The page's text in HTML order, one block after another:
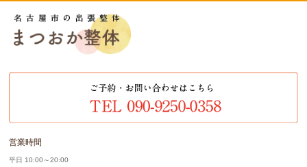
営業時間
平日 10:00～20:00